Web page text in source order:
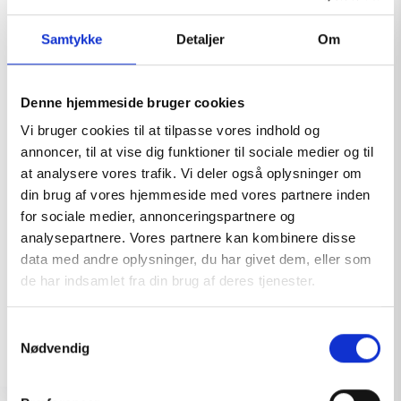
Samtykke Detaljer Om
Denne hjemmeside bruger cookies
Vi bruger cookies til at tilpasse vores indhold og
annoncer, til at vise dig funktioner til sociale medier og til
at analysere vores trafik. Vi deler også oplysninger om
din brug af vores hjemmeside med vores partnere inden
for sociale medier, annonceringspartnere og
analysepartnere. Vores partnere kan kombinere disse
data med andre oplysninger, du har givet dem, eller som
de har indsamlet fra din brug af deres tjenester.
Nødvendig
Shanghai, China Date: 23. – 25. July Location:
andreas@rfxcare.com